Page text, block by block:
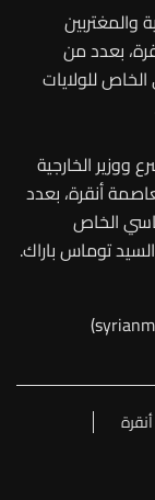
والمغتربين
بعدد من
للولايات
ووزير الخارجية
أنقرة، بعدد
الخاص
توماس باراك.
أنقرة